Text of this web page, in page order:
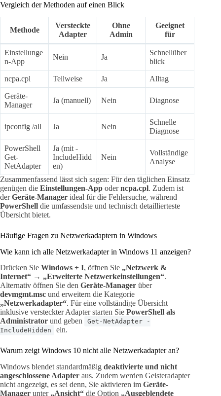
Vergleich der Methoden auf einen Blick
Methode
Versteckte
Adapter
Ohne
Admin
Geeignet
für
Einstellunge
n-App
Nein Ja
Schnellüber
blick
ncpa.cpl Teilweise Ja Alltag
Geräte-
Manager
Ja (manuell) Nein Diagnose
ipconfig /all Ja Nein
Schnelle
Diagnose
PowerShell
Get-
NetAdapter
Ja (mit -
IncludeHidd
en)
Nein
Vollständige
Analyse
Zusammenfassend lässt sich sagen: Für den täglichen Einsatz
genügen die Einstellungen-App oderncpa.cpl. Zudem ist
derGeräte-Manager ideal für die Fehlersuche, während
PowerShell die umfassendste und technisch detaillierteste
Übersicht bietet.
Häufige Fragen zu Netzwerkadaptern in Windows
Wie kann ich alle Netzwerkadapter in Windows 11 anzeigen?
Drücken Sie Windows + I, öffnen Sie „Netzwerk &
Internet“ → „Erweiterte Netzwerkeinstellungen“.
Alternativ öffnen Sie den Geräte-Manager über
devmgmt.msc und erweitern die Kategorie
„Netzwerkadapter“. Für eine vollständige Übersicht
inklusive versteckter Adapter starten Sie PowerShell als
Administrator und geben
Get-NetAdapter -
IncludeHidden
ein.
Warum zeigt Windows 10 nicht alle Netzwerkadapter an?
Windows blendet standardmäßig deaktivierte und nicht
angeschlossene Adapter aus. Zudem werden Geisteradapter
nicht angezeigt, es sei denn, Sie aktivieren im Geräte-
Manager unter „Ansicht“ die Option „Ausgeblendete